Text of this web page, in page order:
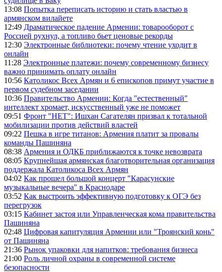
13:08 Попытка переписать историю и стать властью в
армянском вилайете
12:49 Драматическое падение Армении: товарооборот с
Россией рухнул, а топливо бьет ценовые рекорды
12:30 Электронные библиотеки: почему чтение уходит в
онлайн
11:28 Электронные платежи: почему современному бизнесу
важно принимать оплату онлайн
10:56 Католикос Всех Армян и 6 епископов примут участие в
первом судебном заседании
10:36 Правительство Армении: Когда "естественный"
интеллект хромает, искусственный уже не поможет
09:51 Фронт "НЕТ": Ишхан Сагателян призвал к тотальной
мобилизации против действий властей
09:22 Пешка в игре титанов: Армения платит за провалы
команды Пашиняна
08:38 Армения и ОДКБ приближаются к точке невозврата
08:05 Крупнейшая армянская благотворительная организация
поддержала Католикоса Всех Армян
04:02 Как прошел большой концерт "Карасунские
музыкальные вечера" в Краснодаре
03:52 Как выстроить эффективную подготовку к ОГЭ без
перегрузок
03:15 Кабинет застоя или Управленческая кома правительства
Пашиняна
02:48 Цифровая капитуляция Армении или "Троянский конь"
от Пашиняна
21:36 Рынок упаковки для напитков: требования бизнеса
21:00 Роль личной охраны в современной системе
безопасности